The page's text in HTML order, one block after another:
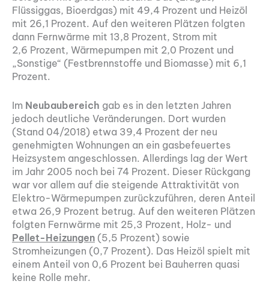
Flüssiggas, Bioerdgas) mit 49,4 Prozent und Heizöl
mit 26,1 Prozent. Auf den weiteren Plätzen folgten
dann Fernwärme mit 13,8 Prozent, Strom mit
2,6 Prozent, Wärmepumpen mit 2,0 Prozent und
„Sonstige“ (Festbrennstoffe und Biomasse) mit 6,1
Prozent.
Im Neubaubereich gab es in den letzten Jahren
jedoch deutliche Veränderungen. Dort wurden
(Stand 04/2018) etwa 39,4 Prozent der neu
genehmigten Wohnungen an ein gasbefeuertes
Heizsystem angeschlossen. Allerdings lag der Wert
im Jahr 2005 noch bei 74 Prozent. Dieser Rückgang
war vor allem auf die steigende Attraktivität von
Elektro-Wärmepumpen zurückzuführen, deren Anteil
etwa 26,9 Prozent betrug. Auf den weiteren Plätzen
folgten Fernwärme mit 25,3 Prozent, Holz- und
Pellet-Heizungen (5,5 Prozent) sowie
Stromheizungen (0,7 Prozent). Das Heizöl spielt mit
einem Anteil von 0,6 Prozent bei Bauherren quasi
keine Rolle mehr.